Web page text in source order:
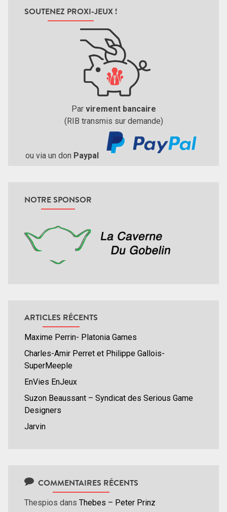
SOUTENEZ PROXI-JEUX !
Par virement bancaire
(RIB transmis sur demande)
ou via un don Paypal
NOTRE SPONSOR
ARTICLES RÉCENTS
Maxime Perrin- Platonia Games
Charles-Amir Perret et Philippe Gallois-
SuperMeeple
EnVies EnJeux
Suzon Beaussant – Syndicat des Serious Game
Designers
Jarvin
COMMENTAIRES RÉCENTS
Thespios dans Thebes – Peter Prinz